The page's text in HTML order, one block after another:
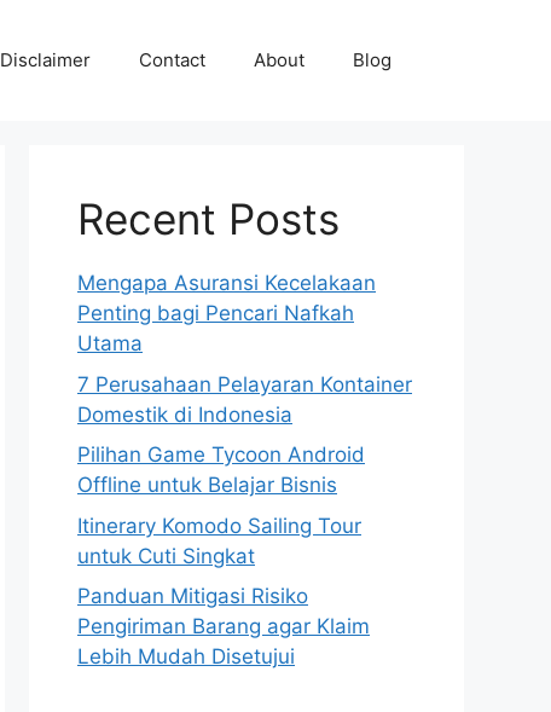
Disclaimer Contact About Blog
Recent Posts
Mengapa Asuransi Kecelakaan
Penting bagi Pencari Nafkah
Utama
7 Perusahaan Pelayaran Kontainer
Domestik di Indonesia
Pilihan Game Tycoon Android
Offline untuk Belajar Bisnis
Itinerary Komodo Sailing Tour
untuk Cuti Singkat
Panduan Mitigasi Risiko
Pengiriman Barang agar Klaim
Lebih Mudah Disetujui